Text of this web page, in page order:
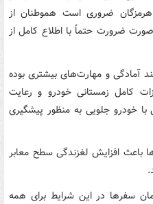
هرمزگان ضروری است هموطنان از
ضرورت حتماً با اطلاع کامل از
آمادگی و مهارت‌های بیشتری بوده
کامل زمستانی خودرو و رعایت
خودرو جلویی به منظور پیشگیری
باعث افزایش لغزندگی سطح معابر
سفرها در این شرایط برای همه